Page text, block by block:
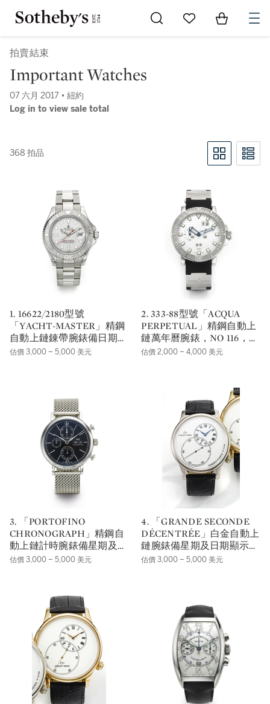
Go to My Favorites
Items in
拍賣結束
Important Watches
07 六月 2017 • 紐約
Log in to view sale total
368 拍品
1. 16622/2180型號
「YACHT-MASTER」精鋼
自動上鏈錬帶腕錶備日期顯
示，年份約1998，錶殼編號
估價 3,000 – 5,000 美元
2. 333-88型號「ACQUA
PERPETUAL」精鋼自動上
鏈萬年曆腕錶，NO 116，年
份約2010。
估價 2,000 – 4,000 美元
3. 「PORTOFINO
CHRONOGRAPH」精鋼自
動上鏈計時腕錶備星期及日
期顯示，年份約2012，錶殼
估價 3,000 – 5,000 美元
4. 「GRANDE SECONDE
DÉCENTRÉE」白金自動上
鏈腕錶備星期及日期顯示，
NO 13/88，年份約2010，錶
估價 3,000 – 5,000 美元